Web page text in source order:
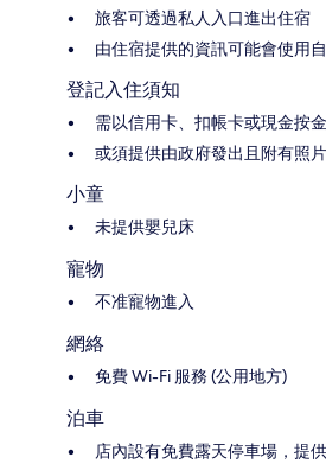
旅客可透過私人入口進出住宿
由住宿提供的資訊可能會使用
登記入住須知
需以信用卡、扣帳卡或現金按
或須提供由政府發出且附有照
小童
未提供嬰兒床
寵物
不准寵物進入
網絡
免費 Wi-Fi 服務 (公用地方)
泊車
店內設有免費露天停車場，提